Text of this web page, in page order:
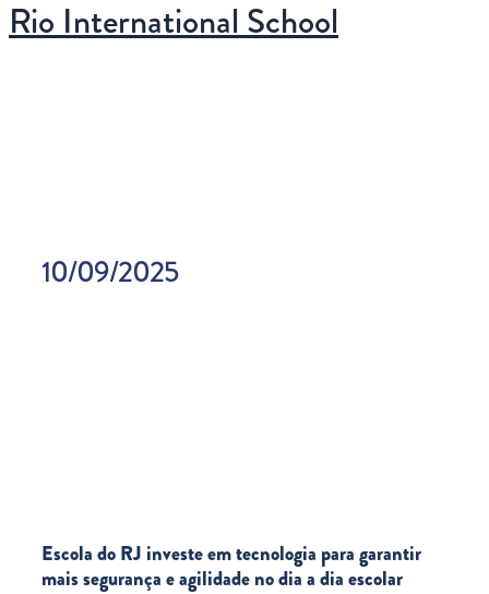
Ir
para
Rio International School
Menu
principal
10/09/2025
Escola do RJ investe em tecnologia para garantir
mais segurança e agilidade no dia a dia escolar